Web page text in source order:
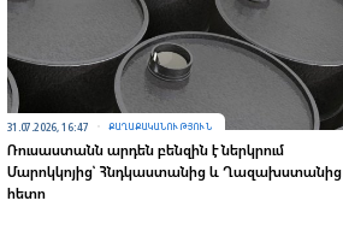
31.07.2026, 16:47 ՔԱՂԱՔԱԿԱՆՈՒԹՅՈՒՆ
Ռուսաստանն արդեն բենզին է ներկրում
Մարոկկոյից՝ Հնդկաստանից և Ղազախստանից
հետո